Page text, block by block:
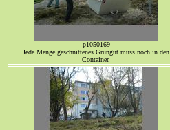
p1050169
Jede Menge geschnittenes Grüngut muss noch in den
Container.